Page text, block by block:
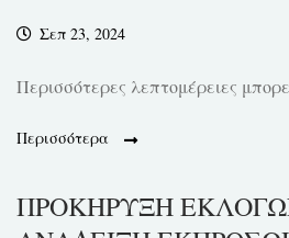
Σεπ 23, 2024
Περισσότερες λεπτομέρειες
Περισσότερα
ΠΡΟΚΗΡΥΞΗ